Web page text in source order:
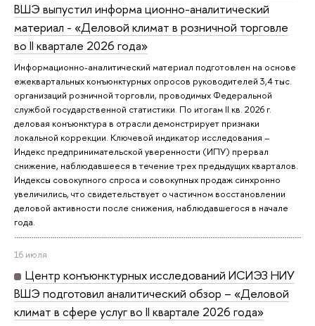
ВШЭ выпустил информа ционно-аналитический
материал - «Деловой климат в розничной торговле
во II квартале 2026 года»
Информационно-аналитический материал подготовлен на основе
ежеквартальных конъюнктурных опросов руководителей 3,4 тыс.
организаций розничной торговли, проводимых Федеральной
службой государственной статистики. По итогам II кв. 2026 г.
деловая конъюнктура в отрасли демонстрирует признаки
локальной коррекции. Ключевой индикатор исследования –
Индекс предпринимательской уверенности (ИПУ) прервал
снижение, наблюдавшееся в течение трех предыдущих кварталов.
Индексы совокупного спроса и совокупных продаж синхронно
увеличились, что свидетельствует о частичном восстановлении
деловой активности после снижения, наблюдавшегося в начале
года.
16 июля
Центр конъюнктурных исследований ИСИЭЗ НИУ
ВШЭ подготовил аналитический обзор – «Деловой
климат в сфере услуг во II квартале 2026 года»